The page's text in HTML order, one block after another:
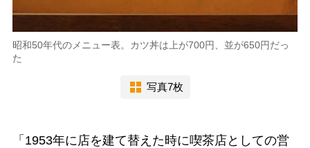
昭和50年代のメニュー表。カツ丼は上が700円、並が650円だっ
た
写真7枚
「1953年に店を建て替えた時に喫茶店としての営